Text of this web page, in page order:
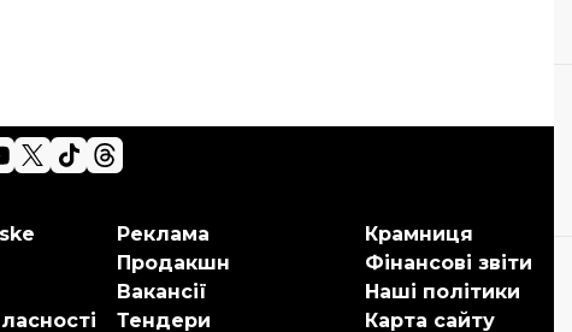
Реклама
Продакшн
Вакансії
Тендери
Крамниця
Фінансові звіти
Наші політики
Карта сайту